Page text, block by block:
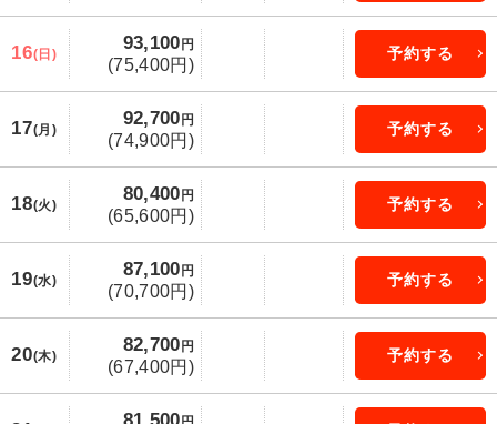
16(日)
93,100 円
(75,400円)
予約する
17(月)
92,700 円
(74,900円)
予約する
18(火)
80,400 円
(65,600円)
予約する
19(水)
87,100 円
(70,700円)
予約する
20(木)
82,700 円
(67,400円)
予約する